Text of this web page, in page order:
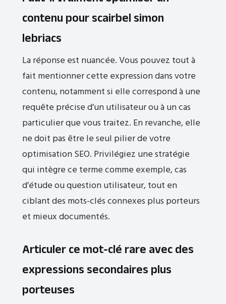
contenu pour scairbel simon
lebriacs
La réponse est nuancée. Vous pouvez tout à
fait mentionner cette expression dans votre
contenu, notamment si elle correspond à une
requête précise d’un utilisateur ou à un cas
particulier que vous traitez. En revanche, elle
ne doit pas être le seul pilier de votre
optimisation SEO. Privilégiez une stratégie
qui intègre ce terme comme exemple, cas
d’étude ou question utilisateur, tout en
ciblant des mots-clés connexes plus porteurs
et mieux documentés.
Articuler ce mot-clé rare avec des
expressions secondaires plus
porteuses